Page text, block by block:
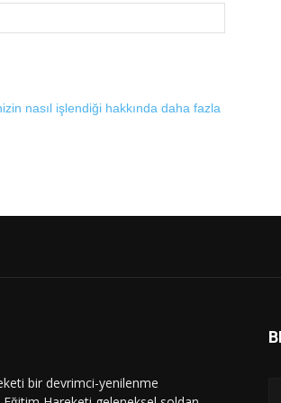
nasıl işlendiği hakkında daha fazla
bir devrimci-yenilenme